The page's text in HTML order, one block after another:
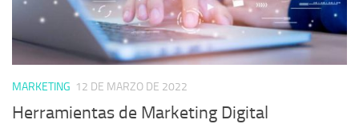
MARKETING 12 DE MARZO DE 2022
Herramientas de Marketing Digital